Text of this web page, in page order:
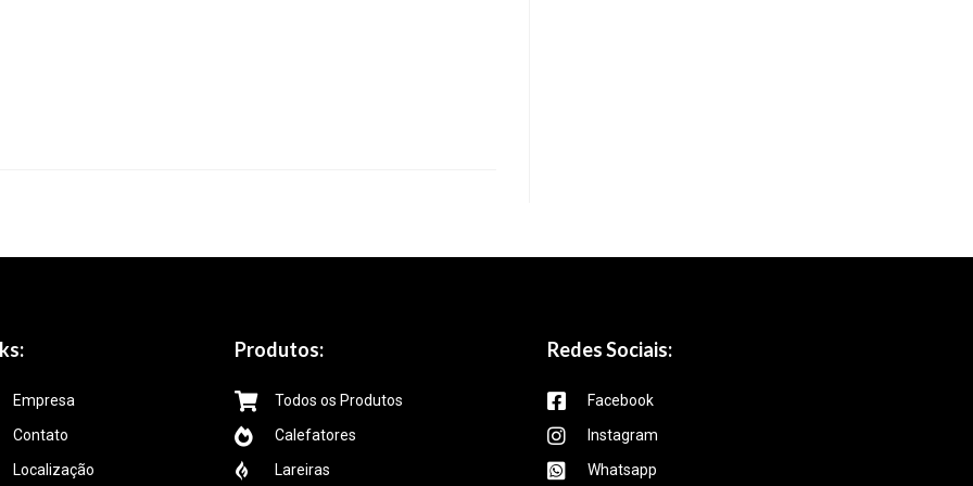
Empresa
Contato
Localização
Produtos:
Todos os Produtos
Calefatores
Lareiras
Redes Sociais:
Facebook
Instagram
Whatsapp